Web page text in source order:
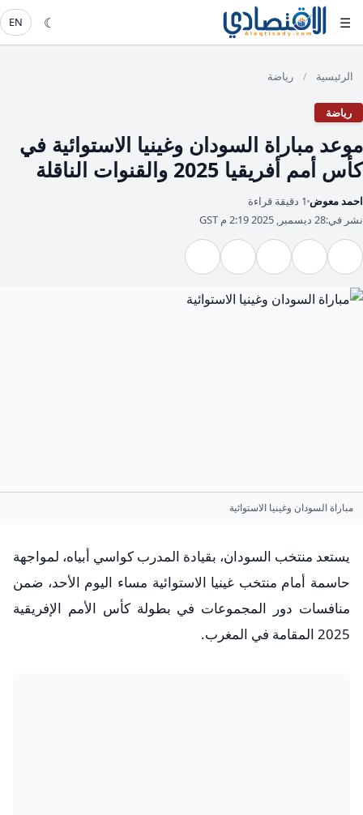
☰
☾
EN
الرئيسية / رياضة
رياضة
موعد مباراة السودان وغينيا الاستوائية في
كأس أمم أفريقيا 2025 والقنوات الناقلة
احمد معوض 1 دقيقة قراءة
نشر في:28 ديسمبر, 2025 2:19 م GST
مباراة السودان وغينيا الاستوائية
يستعد منتخب السودان، بقيادة المدرب كواسي أبياه، لمواجهة
حاسمة أمام منتخب غينيا الاستوائية مساء اليوم الأحد، ضمن
منافسات دور المجموعات في بطولة كأس الأمم الإفريقية
2025 المقامة في المغرب.